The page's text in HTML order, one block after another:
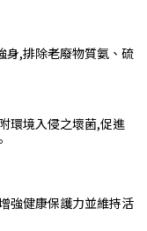
身,排除老廢物質氨、硫
環境入侵之壞菌,促進
強健康保護力並維持活